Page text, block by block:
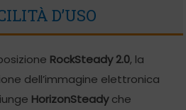
D’USO
RockSteady 2.0, la
dell’immagine elettronica
HorizonSteadyche